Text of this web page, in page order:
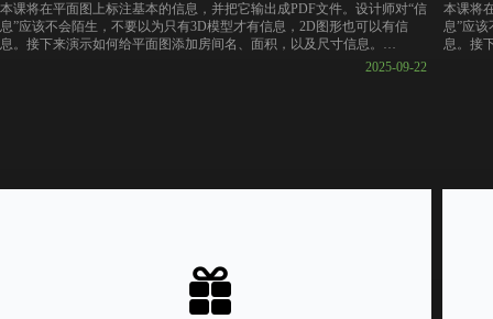
끣
本课将在平面图上标注基本的信息，并把它输出成PDF文件。设计师对“信
息”应该不会陌生，不要以为只有3D模型才有信息，2D图形也可以有信
息。接下来演示如何给平面图添加房间名、面积，以及尺寸信息。
2025-09-22
本课将
息”应
息。接